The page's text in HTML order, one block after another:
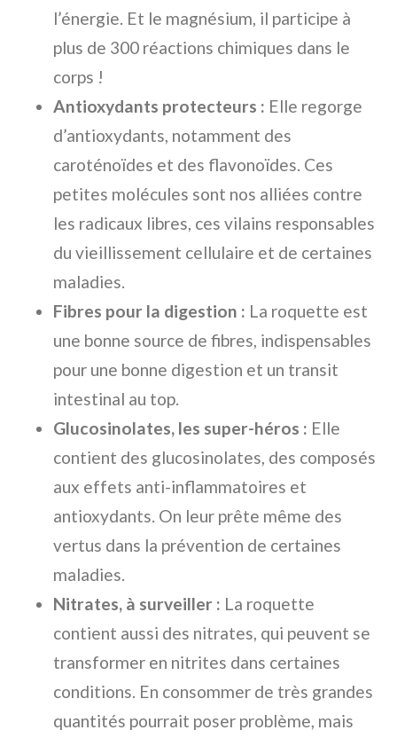
l’énergie. Et le magnésium, il participe à
plus de 300 réactions chimiques dans le
corps !
Antioxydants protecteurs : Elle regorge
d’antioxydants, notamment des
caroténoïdes et des flavonoïdes. Ces
petites molécules sont nos alliées contre
les radicaux libres, ces vilains responsables
du vieillissement cellulaire et de certaines
maladies.
Fibres pour la digestion : La roquette est
une bonne source de fibres, indispensables
pour une bonne digestion et un transit
intestinal au top.
Glucosinolates, les super-héros : Elle
contient des glucosinolates, des composés
aux effets anti-inflammatoires et
antioxydants. On leur prête même des
vertus dans la prévention de certaines
maladies.
Nitrates, à surveiller : La roquette
contient aussi des nitrates, qui peuvent se
transformer en nitrites dans certaines
conditions. En consommer de très grandes
quantités pourrait poser problème, mais